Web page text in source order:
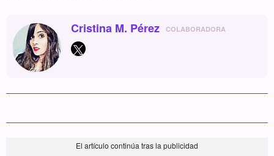
Cristina M. Pérez COLABORADORA